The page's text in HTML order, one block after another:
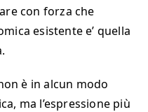
con forza che
esistente e’ quella
è in alcun modo
ma l’espressione più